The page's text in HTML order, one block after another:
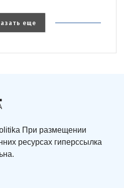
еще
При размещении
ресурсах гиперссылка